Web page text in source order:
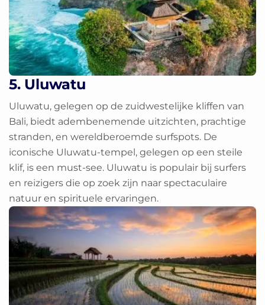
5. Uluwatu
Uluwatu, gelegen op de zuidwestelijke kliffen van
Bali, biedt adembenemende uitzichten, prachtige
stranden, en wereldberoemde surfspots. De
iconische Uluwatu-tempel, gelegen op een steile
klif, is een must-see. Uluwatu is populair bij surfers
en reizigers die op zoek zijn naar spectaculaire
natuur en spirituele ervaringen.